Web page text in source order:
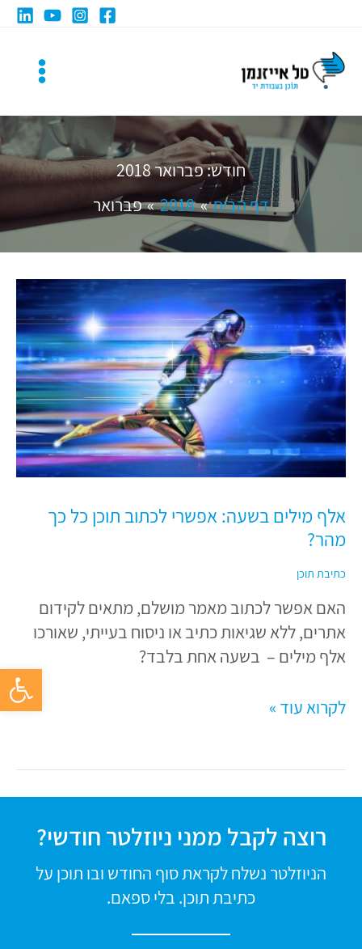
פתח
חודש:פברואר 2018
דף הבית
2018 פברואר
אלף מילים בשעה: אפשרי לכתוב תוכן כל כך
מהר?
כתיבת תוכן
האם אפשר לכתוב מאמר מושלם, מתאים לקידום
אתרים, ללא שגיאות כתיב או ניסוח בעייתי, שאורכו
אלף מילים – בשעה אחת בלבד?
אלף
מילים
בשעה:
אפשרי
לכתוב
תוכן
כל
כך
מהר?
לקרוא עוד »
רוצה לקבל ממני ניוזלטר חודשי?
הניוזלטר נשלח לקראת סוף החודש ובו תוכן על
כתיבת תוכן. בלי ספאם.